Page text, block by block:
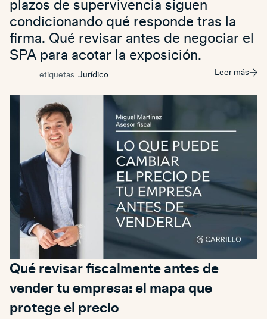
plazos de supervivencia siguen
condicionando qué responde tras la
firma. Qué revisar antes de negociar el
SPA para acotar la exposición.
etiquetas: Jurídico Leer más
Qué revisar fiscalmente antes de
vender tu empresa: el mapa que
protege el precio